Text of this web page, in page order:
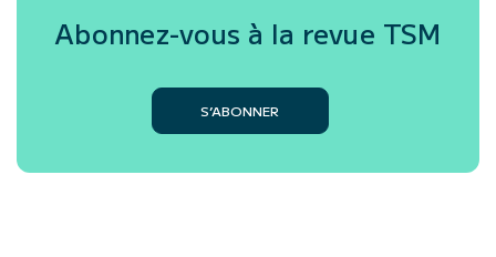
Abonnez-vous à la revue TSM
S’ABONNER